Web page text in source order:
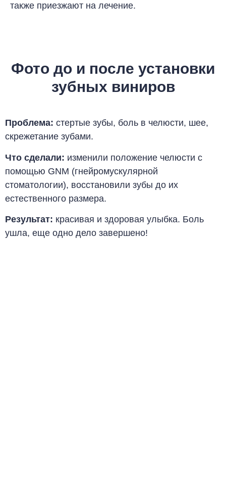
также приезжают на лечение.
Фото до и после установки
зубных виниров
Проблема: стертые зубы, боль в челюсти, шее,
скрежетание зубами.
Что сделали: изменили положение челюсти с
помощью GNM (гнейромускулярной
стоматологии), восстановили зубы до их
естественного размера.
Результат: красивая и здоровая улыбка. Боль
ушла, еще одно дело завершено!